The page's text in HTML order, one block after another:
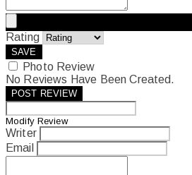
Rating
SAVE
Photo Review
No Reviews Have Been Created.
POST REVIEW
Modify Review
Writer
Email